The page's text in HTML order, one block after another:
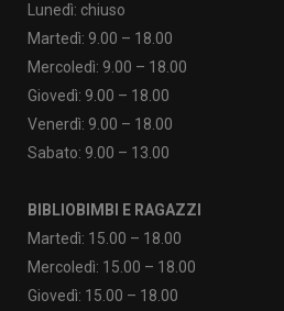
Lunedì: chiuso
Martedì: 9.00 – 18.00
Mercoledì: 9.00 – 18.00
Giovedì: 9.00 – 18.00
Venerdì: 9.00 – 18.00
Sabato: 9.00 – 13.00
BIBLIOBIMBI E RAGAZZI
Martedì: 15.00 – 18.00
Mercoledì: 15.00 – 18.00
Giovedì: 15.00 – 18.00